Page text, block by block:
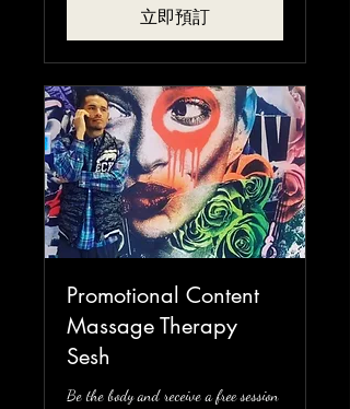
立即預訂
Promotional Content
Massage Therapy
Sesh
Be the body and receive a free session